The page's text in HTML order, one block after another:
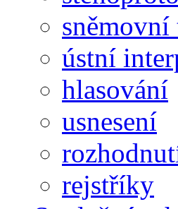
ústní
hlasování
usnesení
rejstříky